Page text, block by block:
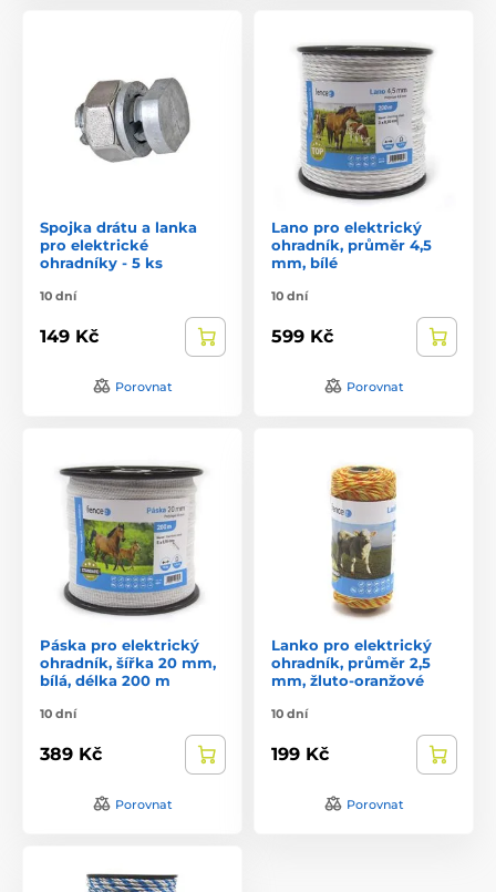
Spojka drátu a lanka
pro elektrické
ohradníky - 5 ks
10 dní
149 Kč
Porovnat
Lano pro elektrický
ohradník, průměr 4,5
mm, bílé
10 dní
599 Kč
Porovnat
Páska pro elektrický
ohradník, šířka 20 mm,
bílá, délka 200 m
10 dní
389 Kč
Porovnat
Lanko pro elektrický
ohradník, průměr 2,5
mm, žluto-oranžové
10 dní
199 Kč
Porovnat